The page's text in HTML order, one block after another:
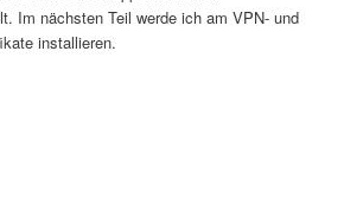
Im nächsten Teil werde ich am VPN- und
installieren.